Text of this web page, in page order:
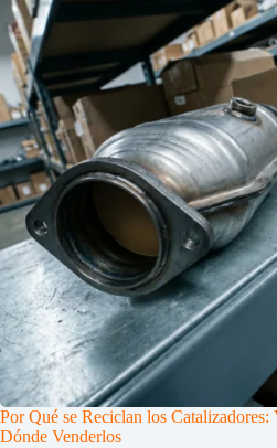
Por Qué se Reciclan los Catalizadores:
Dónde Venderlos